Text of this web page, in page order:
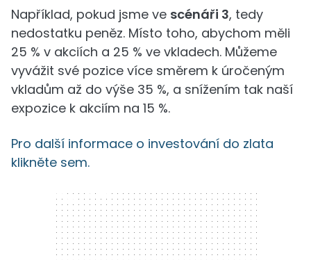
Například, pokud jsme ve scénáři 3, tedy
nedostatku peněz. Místo toho, abychom měli
25 % v akciích a 25 % ve vkladech. Můžeme
vyvážit své pozice více směrem k úročeným
vkladům až do výše 35 %, a snížením tak naší
expozice k akciím na 15 %.
Pro další informace o investování do zlata
klikněte sem.
300 x 250